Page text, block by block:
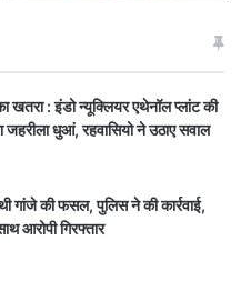
खतरा : इंडो न्यूक्लियर एथेनॉल प्लांट की
जहरीला धुआं, रहवासियो ने उठाए सवाल
गांजे की फसल, पुलिस ने की कार्रवाई,
आरोपी गिरफ्तार